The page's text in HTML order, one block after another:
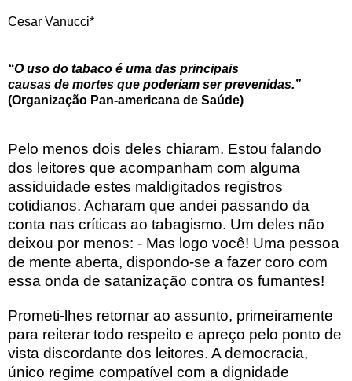
Cesar Vanucci*
“O uso do tabaco é uma das principais
causas de mortes que poderiam ser prevenidas.”
(Organização Pan-americana de Saúde)
Pelo menos dois deles chiaram. Estou falando
dos leitores que acompanham com alguma
assiduidade estes maldigitados registros
cotidianos. Acharam que andei passando da
conta nas críticas ao tabagismo. Um deles não
deixou por menos: - Mas logo você! Uma pessoa
de mente aberta, dispondo-se a fazer coro com
essa onda de satanização contra os fumantes!
Prometi-lhes retornar ao assunto, primeiramente
para reiterar todo respeito e apreço pelo ponto de
vista discordante dos leitores. A democracia,
único regime compatível com a dignidade